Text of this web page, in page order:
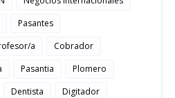
Pasantes
a
Cobrador
Pasantia
Plomero
Dentista
Digitador